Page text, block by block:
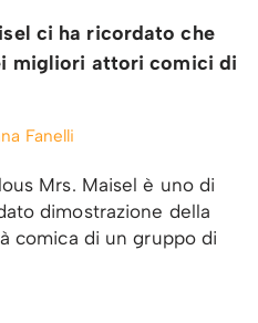
ci ha ricordato che
migliori attori comici di
Fanelli
Mrs. Maisel è uno di
dimostrazione della
comica di un gruppo di